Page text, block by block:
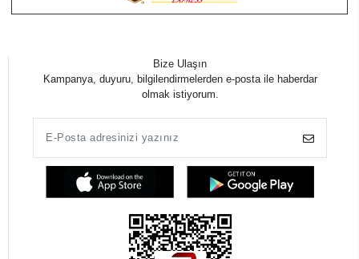
Bize Ulaşın
Kampanya, duyuru, bilgilendirmelerden e-posta ile haberdar
olmak istiyorum.